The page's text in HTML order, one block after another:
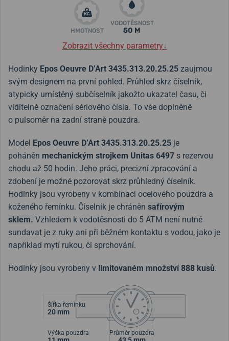
HMOTNOST
VODOTĚSNOST
50 M
Zobrazit všechny parametry↓
Hodinky Epos Oeuvre D’Art 3435.313.20.25.25 zaujmou
svým designem na první pohled. Průhled skrz číselník,
atypicky umístěný subčíselník jakožto ukazatel času, či
viditelné označení sériového čísla. To vše doplněné
o pulsoměr na zadní straně pouzdra.
Model Epos Oeuvre D’Art 3435.313.20.25.25 je
poháněn mechanickým strojkem Unitas 6497 s rezervou
chodu až 50 hodin. Jeho práci, precizní zpracování a
zdobení je možné pozorovat skrz průhledný číselník.
Hodinky jsou vyrobeny v kombinaci ocelového pouzdra a
koženého řemínku. Číselník je chráněn safírovým
sklem. Vzhledem k vodotěsnosti do 5 ATM není nutné
sundavat je z ruky ani při běžném kontaktu s vodou, jako je
například mytí rukou, či sprchování.
Hodinky jsou vyrobeny v limitovaném množství 888 kusů.
Šířka řemínku
20 mm
Výška pouzdra Průměr pouzdra